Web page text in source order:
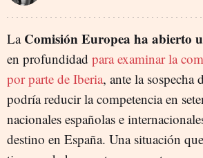
La Comisión Europea ha abierto
en profundidad para examinar la
por parte de Iberia, ante la sospecha
podría reducir la competencia en
nacionales españolas e
destino en España. Una situación